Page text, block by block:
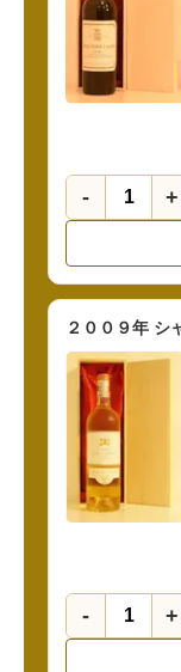
- +
２００９年 シ
- +